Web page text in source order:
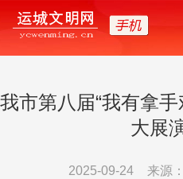
我市第八届“我有拿
大展
2025-09-24 来源